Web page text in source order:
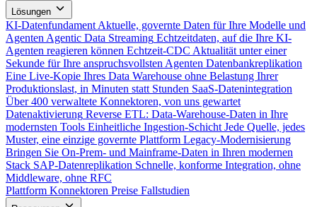
Lösungen
KI-Datenfundament Aktuelle, governte Daten für Ihre Modelle und
Agenten Agentic Data Streaming Echtzeitdaten, auf die Ihre KI-
Agenten reagieren können Echtzeit-CDC Aktualität unter einer
Sekunde für Ihre anspruchsvollsten Agenten Datenbankreplikation
Eine Live-Kopie Ihres Data Warehouse ohne Belastung Ihrer
Produktionslast, in Minuten statt Stunden SaaS-Datenintegration
Über 400 verwaltete Konnektoren, von uns gewartet
Datenaktivierung Reverse ETL: Data-Warehouse-Daten in Ihre
modernsten Tools Einheitliche Ingestion-Schicht Jede Quelle, jedes
Muster, eine einzige governte Plattform Legacy-Modernisierung
Bringen Sie On-Prem- und Mainframe-Daten in Ihren modernen
Stack SAP-Datenreplikation Schnelle, konforme Integration, ohne
Middleware, ohne RFC
Plattform Konnektoren Preise Fallstudien